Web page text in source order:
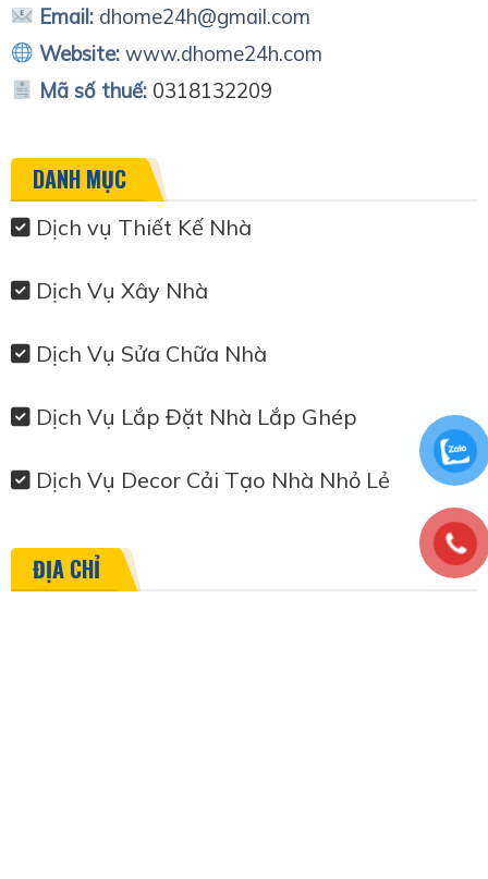
Email: dhome24h@gmail.com
Website: www.dhome24h.com
Mã số thuế: 0318132209
DANH MỤC
Dịch vụ Thiết Kế Nhà
Dịch Vụ Xây Nhà
Dịch Vụ Sửa Chữa Nhà
Dịch Vụ Lắp Đặt Nhà Lắp Ghép
Dịch Vụ Decor Cải Tạo Nhà Nhỏ Lẻ
ĐỊA CHỈ